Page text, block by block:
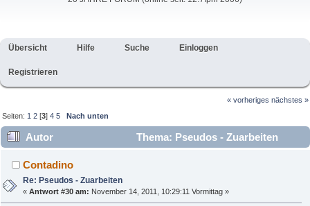
Übersicht Hilfe Suche Einloggen
Registrieren
« vorheriges nächstes »
Seiten: 1 2 [3]4 5 Nach unten
Autor
Thema: Pseudos - Zuarbeiten
(Gelesen 29961 mal)
Contadino
Re: Pseudos - Zuarbeiten
«Antwort #30 am: November 14, 2011, 10:29:11 Vormittag »